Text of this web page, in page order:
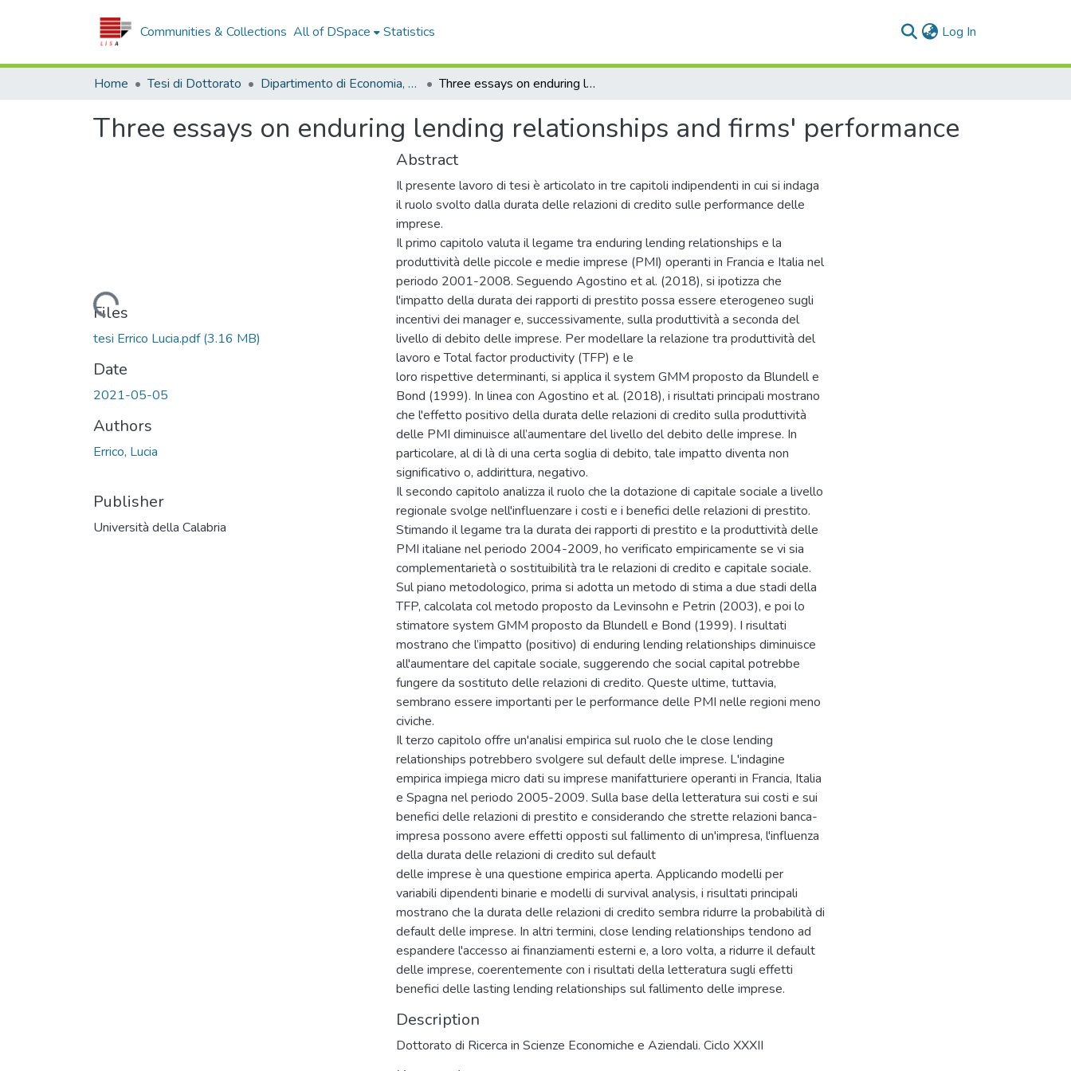
Communities & Collections All of DSpace Statistics Log In
Home Tesi di Dottorato Dipartimento di Economia, Statistica e Finanza - Tesi di Dottorato Three essays on enduring lending relationships and firms' performance
Three essays on enduring lending relationships and firms' performance
Loading...
Files
tesi Errico Lucia.pdf(3.16 MB)
Date
2021-05-05
Authors
Errico, Lucia
Publisher
Università della Calabria
Abstract
Il presente lavoro di tesi è articolato in tre capitoli indipendenti in cui si indaga
il ruolo svolto dalla durata delle relazioni di credito sulle performance delle
imprese.
Il primo capitolo valuta il legame tra enduring lending relationships e la
produttività delle piccole e medie imprese (PMI) operanti in Francia e Italia nel
periodo 2001-2008. Seguendo Agostino et al. (2018), si ipotizza che
l'impatto della durata dei rapporti di prestito possa essere eterogeneo sugli
incentivi dei manager e, successivamente, sulla produttività a seconda del
livello di debito delle imprese. Per modellare la relazione tra produttività del
lavoro e Total factor productivity (TFP) e le
loro rispettive determinanti, si applica il system GMM proposto da Blundell e
Bond (1999). In linea con Agostino et al. (2018), i risultati principali mostrano
che l'effetto positivo della durata delle relazioni di credito sulla produttività
delle PMI diminuisce all’aumentare del livello del debito delle imprese. In
particolare, al di là di una certa soglia di debito, tale impatto diventa non
significativo o, addirittura, negativo.
Il secondo capitolo analizza il ruolo che la dotazione di capitale sociale a livello
regionale svolge nell'influenzare i costi e i benefici delle relazioni di prestito.
Stimando il legame tra la durata dei rapporti di prestito e la produttività delle
PMI italiane nel periodo 2004-2009, ho verificato empiricamente se vi sia
complementarietà o sostituibilità tra le relazioni di credito e capitale sociale.
Sul piano metodologico, prima si adotta un metodo di stima a due stadi della
TFP, calcolata col metodo proposto da Levinsohn e Petrin (2003), e poi lo
stimatore system GMM proposto da Blundell e Bond (1999). I risultati
mostrano che l’impatto (positivo) di enduring lending relationships diminuisce
all'aumentare del capitale sociale, suggerendo che social capital potrebbe
fungere da sostituto delle relazioni di credito. Queste ultime, tuttavia,
sembrano essere importanti per le performance delle PMI nelle regioni meno
civiche.
Il terzo capitolo offre un'analisi empirica sul ruolo che le close lending
relationships potrebbero svolgere sul default delle imprese. L'indagine
empirica impiega micro dati su imprese manifatturiere operanti in Francia, Italia
e Spagna nel periodo 2005-2009. Sulla base della letteratura sui costi e sui
benefici delle relazioni di prestito e considerando che strette relazioni banca-
impresa possono avere effetti opposti sul fallimento di un'impresa, l'influenza
della durata delle relazioni di credito sul default
delle imprese è una questione empirica aperta. Applicando modelli per
variabili dipendenti binarie e modelli di survival analysis, i risultati principali
mostrano che la durata delle relazioni di credito sembra ridurre la probabilità di
default delle imprese. In altri termini, close lending relationships tendono ad
espandere l'accesso ai finanziamenti esterni e, a loro volta, a ridurre il default
delle imprese, coerentemente con i risultati della letteratura sugli effetti
benefici delle lasting lending relationships sul fallimento delle imprese.
Description
Dottorato di Ricerca in Scienze Economiche e Aziendali. Ciclo XXXII